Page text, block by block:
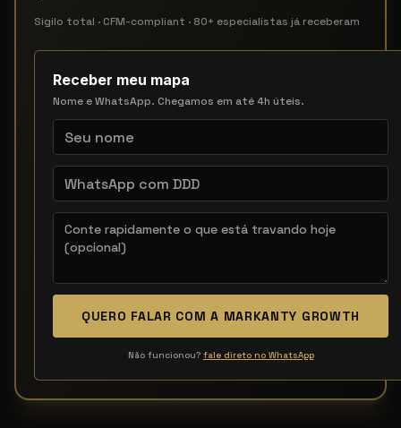
Sigilo total · CFM-compliant · 80+ especialistas já receberam
Receber meu mapa
Nome e WhatsApp. Chegamos em até 4h úteis.
QUERO FALAR COM A MARKANTY GROWTH
Não funcionou? fale direto no WhatsApp